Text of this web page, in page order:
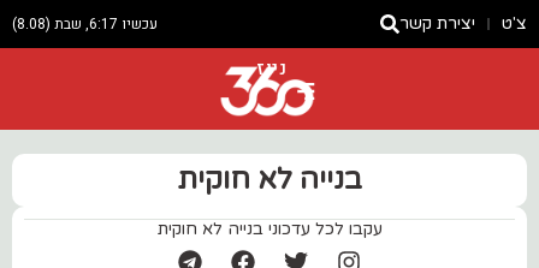
צ'ט יצירת קשר עכשיו 6:17, שבת (8.08)
ניוז
בנייה לא חוקית
עקבו לכל עדכוני בנייה לא חוקית